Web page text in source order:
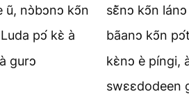
ũ, nↄ̀bↄnↄ kↄ̃n
Luda pↄ́ kɛ̀ à
gurↄ
sɛ̃̀nↄ kↄ̃n
bãanↄ kↄ̃n
kɛ̀nↄ è píngi,
swɛɛdodeen